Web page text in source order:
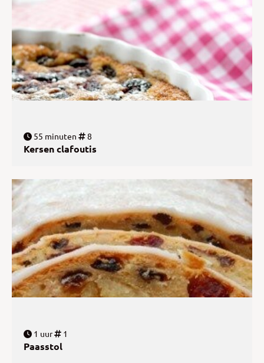
55 minuten 8
Kersen clafoutis
1 uur 1
Paasstol